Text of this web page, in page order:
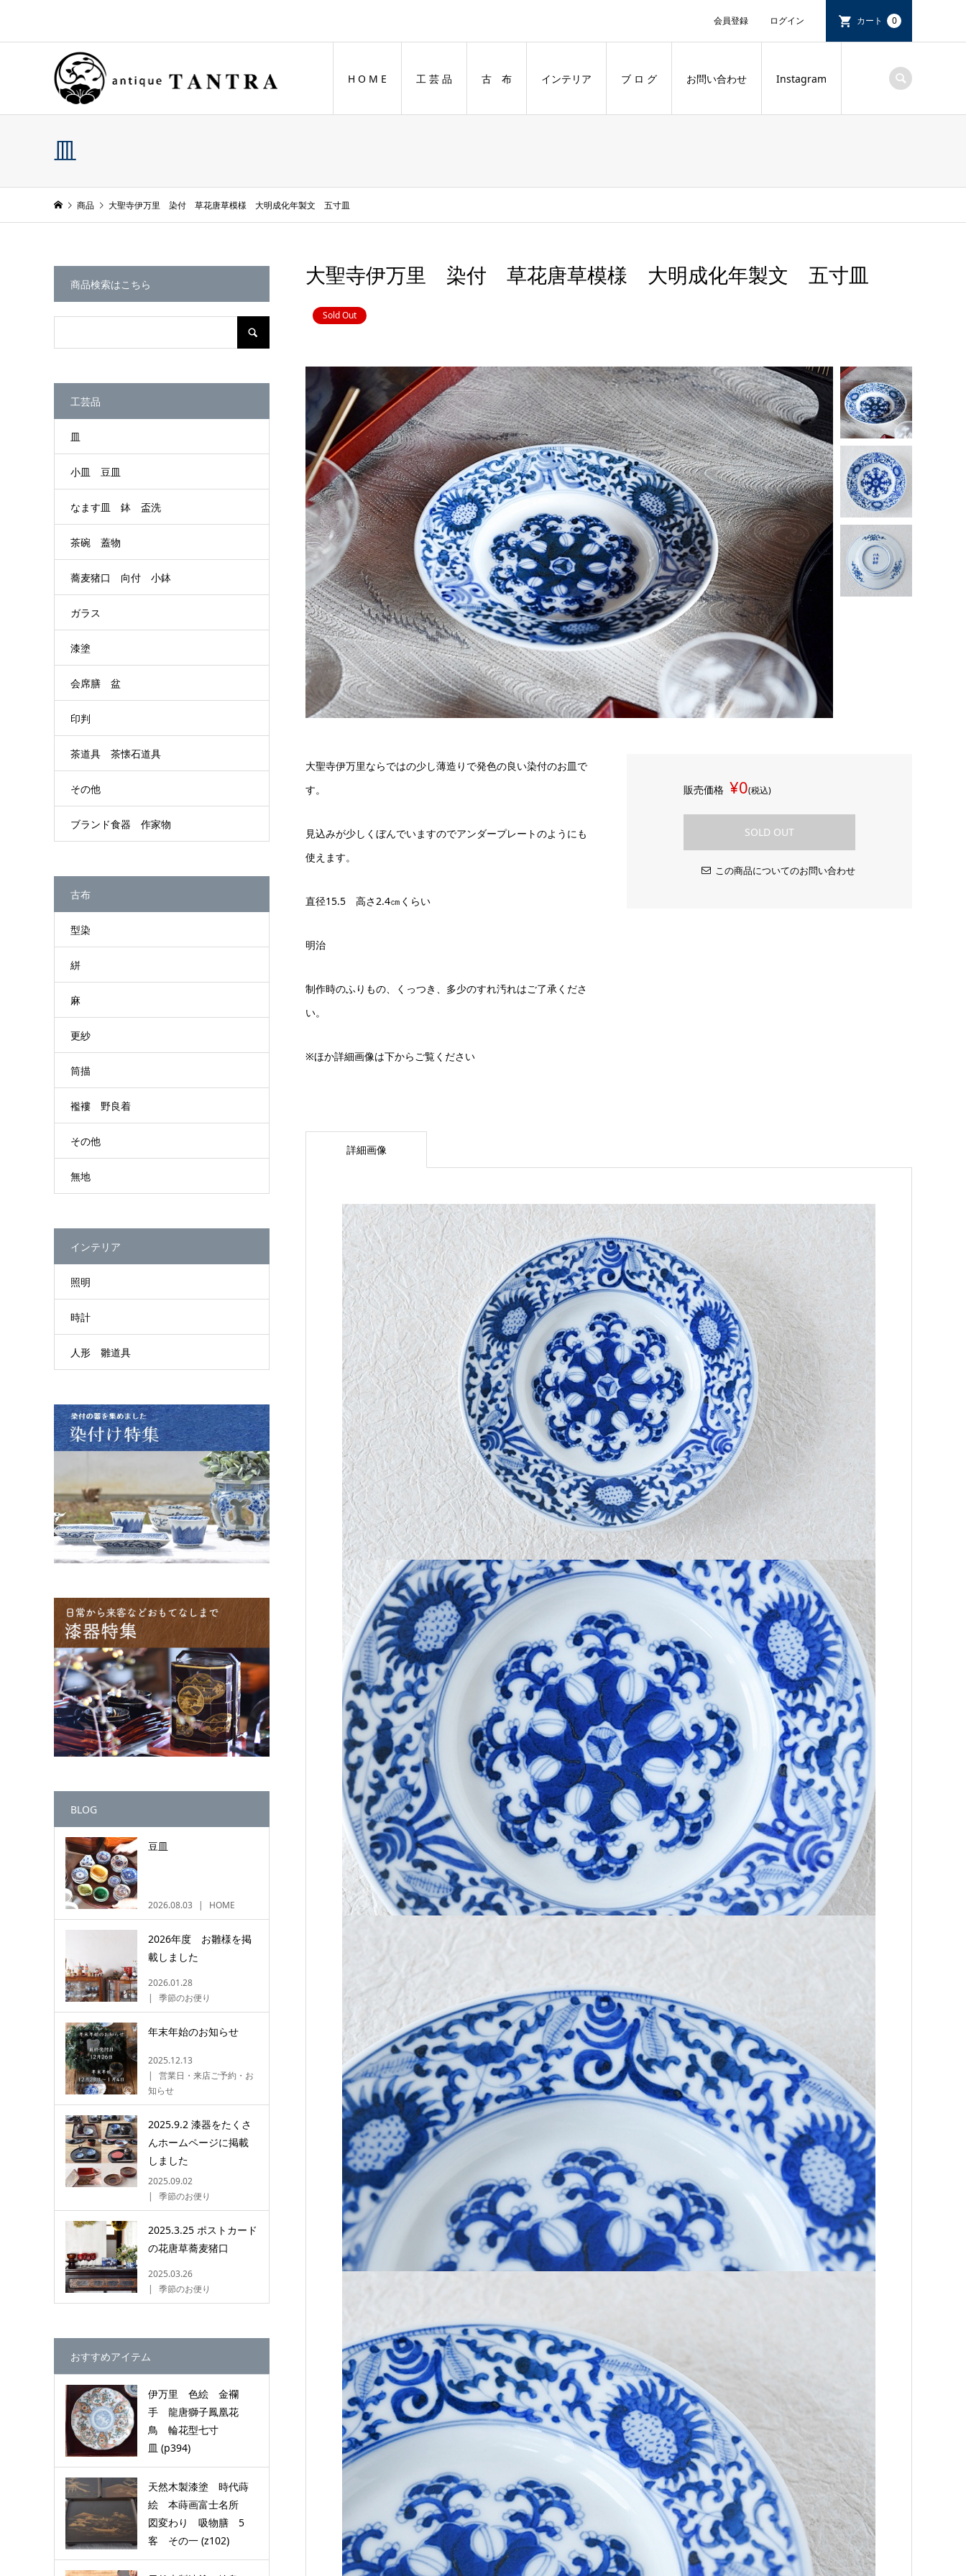
会員登録 ログイン カート 0
H O M E 工 芸 品 古 布 インテリア ブ ロ グ お問い合わせ Instagram
皿
商品 大聖寺伊万里 染付 草花唐草模様 大明成化年製文 五寸皿
大聖寺伊万里 染付 草花唐草模様 大明成化年製文 五寸皿
Sold Out
大聖寺伊万里ならではの少し薄造りで発色の良い染付のお皿で
す。
見込みが少しくぼんでいますのでアンダープレートのようにも
使えます。
直径15.5 高さ2.4㎝くらい
明治
制作時のふりもの、くっつき、多少のすれ汚れはご了承くださ
い。
※ほか詳細画像は下からご覧ください
販売価格 ¥0(税込)
SOLD OUT
この商品についてのお問い合わせ
詳細画像
商品検索はこちら
工芸品
皿
小皿 豆皿
なます皿 鉢 盃洗
茶碗 蓋物
蕎麦猪口 向付 小鉢
ガラス
漆塗
会席膳 盆
印判
茶道具 茶懐石道具
その他
ブランド食器 作家物
古布
型染
絣
麻
更紗
筒描
襤褸 野良着
その他
無地
インテリア
照明
時計
人形 雛道具
BLOG
豆皿
2026.08.03 HOME
2026年度 お雛様を掲
載しました
2026.01.28
季節のお便り
年末年始のお知らせ
2025.12.13
営業日・来店ご予約・お
知らせ
2025.9.2 漆器をたくさ
んホームページに掲載
しました
2025.09.02
季節のお便り
2025.3.25 ポストカード
の花唐草蕎麦猪口
2025.03.26
季節のお便り
おすすめアイテム
伊万里 色絵 金襴
手 龍唐獅子鳳凰花
鳥 輪花型七寸
皿 (p394)
天然木製漆塗 時代蒔
絵 本蒔画富士名所
図変わり 吸物膳 5
客 その一 (z102)